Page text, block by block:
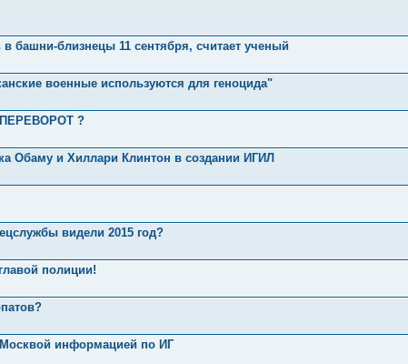
башни-близнецы 11 сентября, считает ученый
военные используются для геноцида"
?
Обаму и Хиллари Клинтон в создании ИГИЛ
видели 2015 год?
полиции!
Москвой информацией по ИГ